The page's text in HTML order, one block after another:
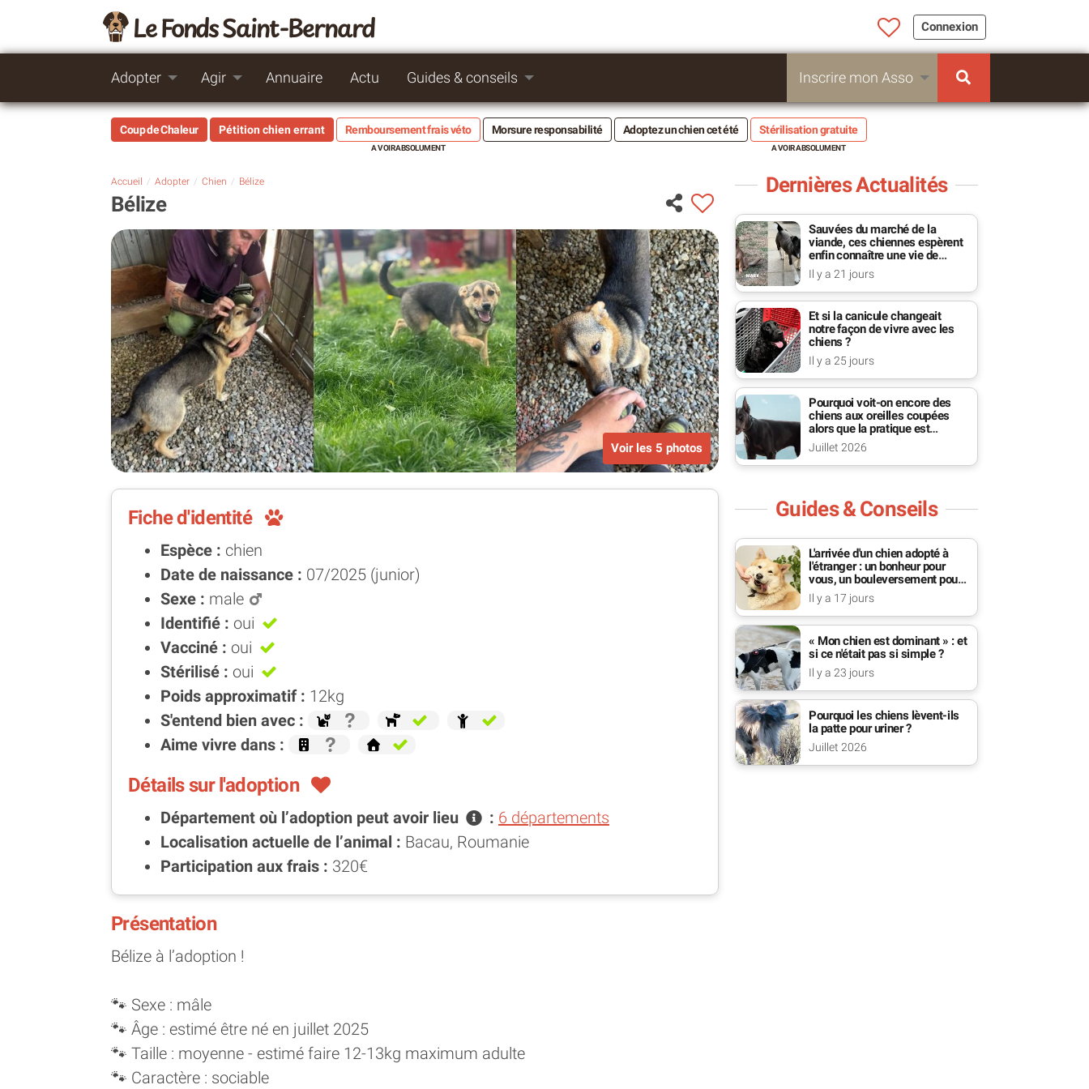
Le Fonds Saint-Bernard Connexion
Adopter Agir Annuaire Actu Guides & conseils Inscrire mon Asso
Coup de Chaleur Pétition chien errant Remboursement frais véto Morsure responsabilité Adoptez un chien cet été Stérilisation gratuite
Accueil Adopter Chien Bélize
Bélize
Voir les 5 photos
Fiche d'identité
Espèce : chien
Date de naissance : 07/2025 (junior)
Sexe : male
Identifié : oui
Vacciné : oui
Stérilisé : oui
Poids approximatif : 12kg
S'entend bien avec :
Aime vivre dans :
Détails sur l'adoption
Département où l’adoption peut avoir lieu : 6 départements
Localisation actuelle de l’animal : Bacau, Roumanie
Participation aux frais : 320€
Présentation
Bélize à l’adoption !
🐾 Sexe : mâle
🐾 Âge : estimé être né en juillet 2025
🐾 Taille : moyenne - estimé faire 12-13kg maximum adulte
🐾 Caractère : sociable
Dernières Actualités
Sauvées du marché de la
viande, ces chiennes espèrent
enfin connaître une vie de
famille
Il y a 21 jours
Et si la canicule changeait
notre façon de vivre avec les
chiens ?
Il y a 25 jours
Pourquoi voit-on encore des
chiens aux oreilles coupées
alors que la pratique est
interdite ?
Juillet 2026
Guides & Conseils
L'arrivée d'un chien adopté à
l'étranger : un bonheur pour
vous, un bouleversement pour
lui
Il y a 17 jours
« Mon chien est dominant » : et
si ce n'était pas si simple ?
Il y a 23 jours
Pourquoi les chiens lèvent-ils
la patte pour uriner ?
Juillet 2026